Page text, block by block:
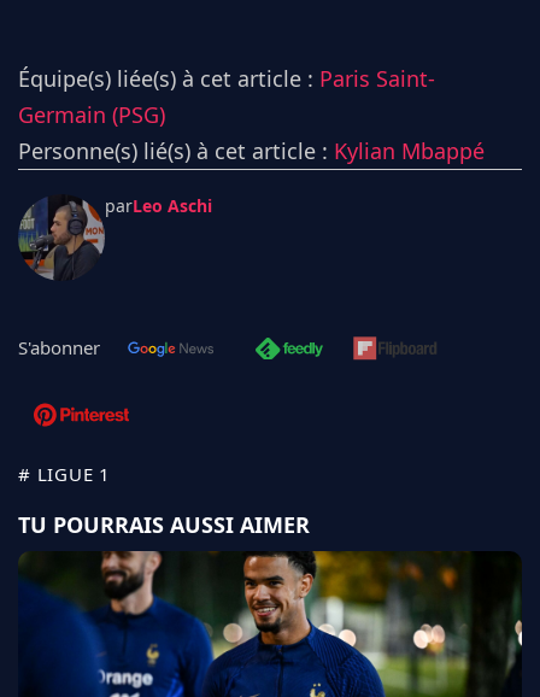
Équipe(s) liée(s) à cet article : Paris Saint-
Germain (PSG)
Personne(s) lié(s) à cet article : Kylian Mbappé
parLeo Aschi
S'abonner
# LIGUE 1
TU POURRAIS AUSSI AIMER